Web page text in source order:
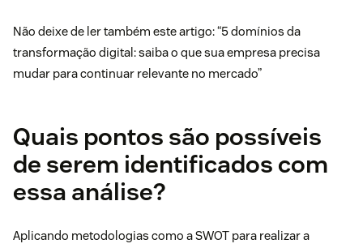
Não deixe de ler também este artigo: “5 domínios da
transformação digital: saiba o que sua empresa precisa
mudar para continuar relevante no mercado”
Quais pontos são possíveis
de serem identificados com
essa análise?
Aplicando metodologias como a SWOT para realizar a